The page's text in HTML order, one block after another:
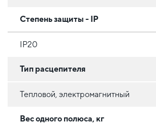
Степень защиты - IP
IP20
Тип расцепителя
Тепловой, электромагнитный
Вес одного полюса, кг